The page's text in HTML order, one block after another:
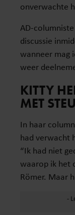
onverwachte
AD-
discussie
wanneer mag
weer
KITTY
MET
In haar
had verwacht
“Ik had niet
waarop ik het
Römer. Maar